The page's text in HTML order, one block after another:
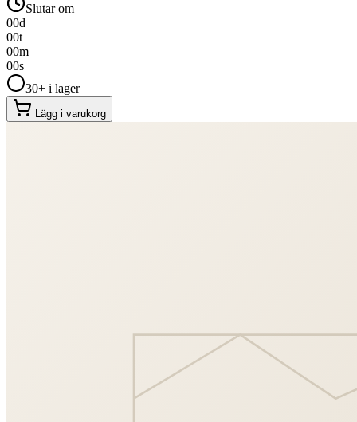
Slutar om
00d
00t
00m
00s
30+ i lager
Lägg i varukorg